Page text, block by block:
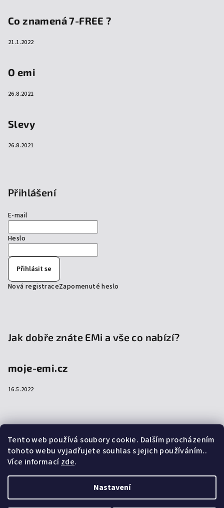
Tento web používá soubory cookie. Dalším procházením
tohoto webu vyjadřujete souhlas s jejich používáním..
Více informacízde.
Nastavení
Co znamená 7-FREE ?
21.1.2022
O emi
26.8.2021
Slevy
26.8.2021
Přihlášení
E-mail
Heslo
Přihlásit se
Nová registraceZapomenuté heslo
Jak dobře znáte EMi a vše co nabízí?
moje-emi.cz
16.5.2022
Přijímáme online platby